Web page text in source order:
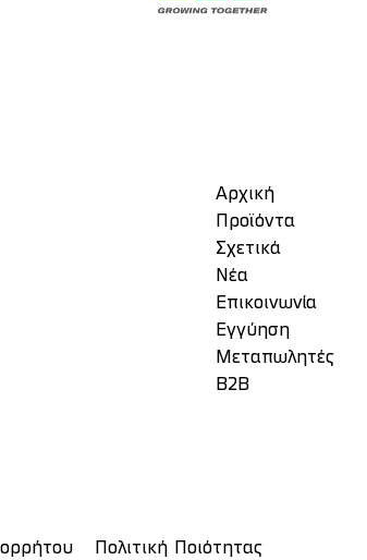
Αρχική
Προϊόντα
Σχετικά
Νέα
Επικοινωνία
Eγγύηση
Μεταπωλητές
Β2Β
Πολιτική Ποιότητας